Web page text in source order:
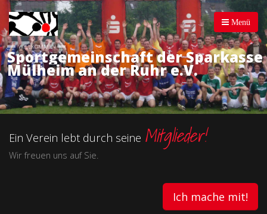
Menü
WILLKOMMEN
Sportgemeinschaft der Sparkasse
Mülheim an der Ruhr e.V.
Ein Verein lebt durch seine Mitglieder!
Wir freuen uns auf Sie.
Ich mache mit!